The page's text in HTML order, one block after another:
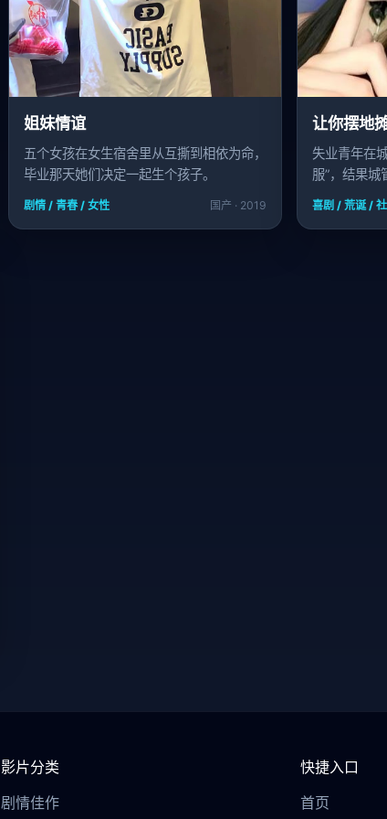
姐妹情谊
五个女孩在女生宿舍里从互撕到相依为命，
毕业那天她们决定一起生个孩子。
剧情 / 青春 / 女性 国产 · 2019
让你摆地
失业青年在
服”，结果城
喜剧 / 荒诞 /
影片分类
剧情佳作
快捷入口
首页